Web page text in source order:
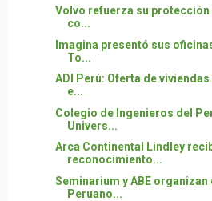
Volvo refuerza su
co...
Imagina presentó sus
To...
ADI Perú: Oferta de viviendas
e...
Colegio de Ingenieros del
Univers...
Arca Continental Lindley
reconocimiento...
Seminarium y ABE organizan
Peruano...